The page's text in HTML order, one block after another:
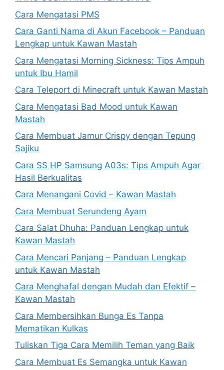
Cara Mengatasi PMS
Cara Ganti Nama di Akun Facebook – Panduan
Lengkap untuk Kawan Mastah
Cara Mengatasi Morning Sickness: Tips Ampuh
untuk Ibu Hamil
Cara Teleport di Minecraft untuk Kawan Mastah
Cara Mengatasi Bad Mood untuk Kawan
Mastah
Cara Membuat Jamur Crispy dengan Tepung
Sajiku
Cara SS HP Samsung A03s: Tips Ampuh Agar
Hasil Berkualitas
Cara Menangani Covid – Kawan Mastah
Cara Membuat Serundeng Ayam
Cara Salat Dhuha: Panduan Lengkap untuk
Kawan Mastah
Cara Mencari Panjang – Panduan Lengkap
untuk Kawan Mastah
Cara Menghafal dengan Mudah dan Efektif –
Kawan Mastah
Cara Membersihkan Bunga Es Tanpa
Mematikan Kulkas
Tuliskan Tiga Cara Memilih Teman yang Baik
Cara Membuat Es Semangka untuk Kawan